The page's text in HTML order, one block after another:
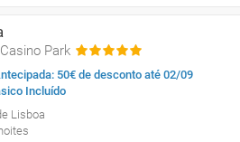
Park
50€ de desconto até 02/09
Incluído
Lisboa